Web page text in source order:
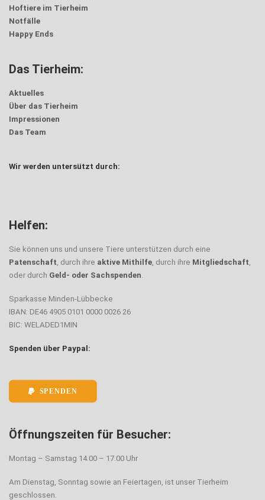
Hoftiere im Tierheim
Notfälle
Happy Ends
Das Tierheim:
Aktuelles
Über das Tierheim
Impressionen
Das Team
Wir werden untersützt durch:
Helfen:
Sie können uns und unsere Tiere unterstützen durch eine
Patenschaft, durch ihre aktive Mithilfe, durch ihre Mitgliedschaft,
oder durch Geld- oder Sachspenden.
Sparkasse Minden-Lübbecke
IBAN: DE46 4905 0101 0000 0026 26
BIC: WELADED1MIN
Spenden über Paypal:
SPENDEN
Öffnungszeiten für Besucher:
Montag – Samstag 14.00 – 17.00 Uhr
Am Dienstag, Sonntag sowie an Feiertagen, ist unser Tierheim
geschlossen.